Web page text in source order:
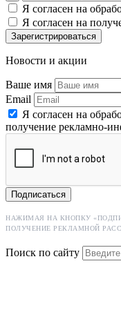
Я согласен на
Я согласен на
Зарегистрироваться
Новости и акции
Ваше имя
Email
Я согласен на
получение рекламно-
Подписаться
НАЖИМАЯ НА КНОПКУ
ПОЛУЧЕНИЕ РЕКЛАМНОЙ
Поиск по сайту